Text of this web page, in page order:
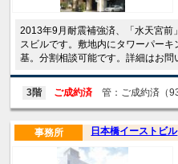
2013年9月耐震補強済、「水天宮前
スビルです。敷地内にタワーパー
基。分割相談可能です。詳細はお問
3階 ご成約済 管：ご成約済（
日本橋イーストビル
事務所